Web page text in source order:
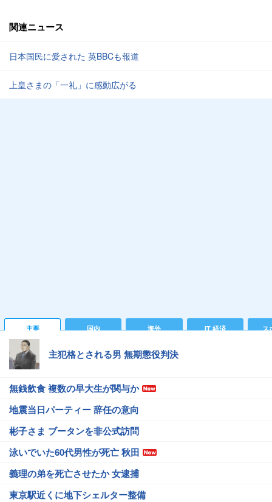
関連ニュース
日本国民に愛された 英BBCも報道
上皇さまの「一礼」に感動広がる
主要 国内 海外 IT 経済 ス
主犯格とされる男 無期懲役判決
無銭飲食 複数の早大生が関与か
地震当日パーティー 辞任の意向
彬子さま ブータンを非公式訪問
泳いでいた60代男性が死亡 秋田
義理の弟を死亡させたか 女逮捕
東京駅近くに地下シェルター整備